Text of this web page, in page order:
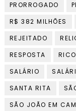
PRORROGADO
R$ 382 MILHÕES
REJEITADO
RESPOSTA
RICO
SALÁRIO
SANTA RITA
SÃO JOÃO EM